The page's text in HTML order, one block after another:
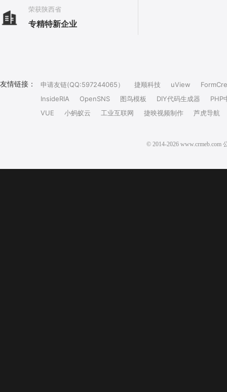
荣获陕西省
专精特新企业
友情链接： 申请友链(QQ:597244065） 捷顺科技 uView
InsideRIA
OpenSNS 图鸟模板 DIY代码生成器
PHP
VUE
小蚂蚁云 工业互联网 捷映视频制作 芦虎导航
© 2014-2026